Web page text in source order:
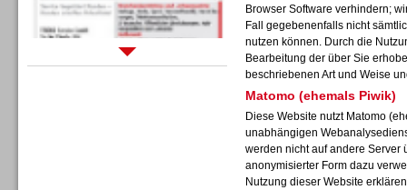
Sprachdialogsysteme u. Ki/
Browser Software verhindern;
Fall gegebenenfalls nicht
nutzen können. Durch die
Bearbeitung der über Sie
beschriebenen Art und Weise
Matomo (ehemals Piwik)
Diese Website nutzt Matomo
unabhängigen
werden nicht auf andere Server
anonymisierter Form dazu
Nutzung dieser Website